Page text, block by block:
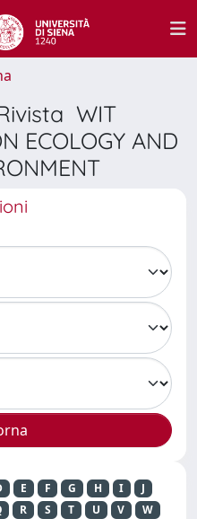
WIT
ECOLOGY AND
E F G H I
J
R S T U V
W